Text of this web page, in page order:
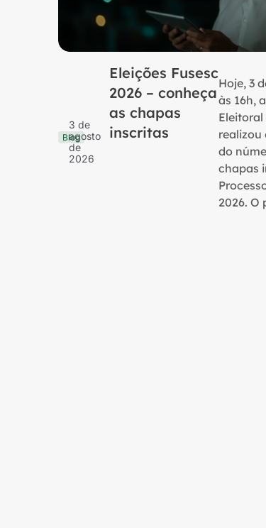
Blog
3 de
agosto
de
2026
Eleições Fusesc
2026 – conheça
as chapas
inscritas
Hoje, 3
às 16h,
Eleitoral
realizou
do
chapas
2026. O